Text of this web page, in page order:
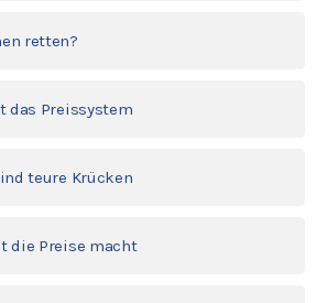
retten?
das Preissystem
teure Krücken
die Preise macht